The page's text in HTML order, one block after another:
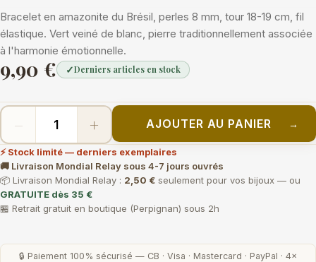
Bracelet en amazonite du Brésil, perles 8 mm, tour 18-19 cm, fil
élastique. Vert veiné de blanc, pierre traditionnellement associée
à l'harmonie émotionnelle.
9,90 € ✓Derniers articles en stock
− + AJOUTER AU PANIER →
⚡ Stock limité — derniers exemplaires
🚚 Livraison Mondial Relay sous 4-7 jours ouvrés
📦 Livraison Mondial Relay : 2,50 € seulement pour vos bijoux — ou
GRATUITE dès 35 €
🏪 Retrait gratuit en boutique (Perpignan) sous 2h
🔒 Paiement 100% sécurisé — CB · Visa · Mastercard · PayPal · 4×